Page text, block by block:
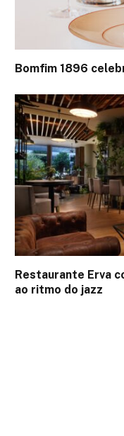
Bomfim 1896
Restaurante Erva
ao ritmo do jazz